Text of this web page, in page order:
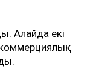
Алайда екі
коммерциялық